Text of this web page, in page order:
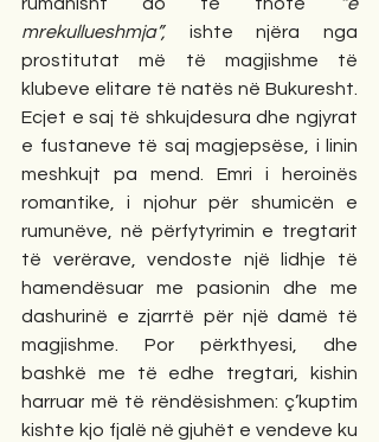
mrekullueshmja”, ishte njëra nga
prostitutat më të magjishme të
klubeve elitare të natës në Bukuresht.
Ecjet e saj të shkujdesura dhe ngjyrat
e fustaneve të saj magjepsëse, i linin
meshkujt pa mend. Emri i heroinës
romantike, i njohur për shumicën e
rumunëve, në përfytyrimin e tregtarit
të verërave, vendoste një lidhje të
hamendësuar me pasionin dhe me
dashurinë e zjarrtë për një damë të
magjishme. Por përkthyesi, dhe
bashkë me të edhe tregtari, kishin
harruar më të rëndësishmen: ç’kuptim
kishte kjo fjalë në gjuhët e vendeve ku